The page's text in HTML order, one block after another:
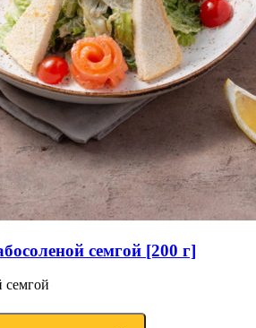
семгой [200 г]
семгой